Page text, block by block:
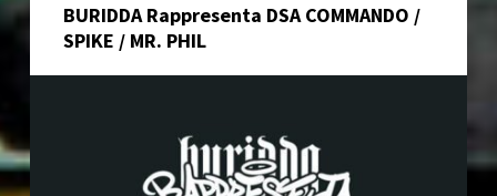
BURIDDA Rappresenta DSA COMMANDO /
SPIKE / MR. PHIL